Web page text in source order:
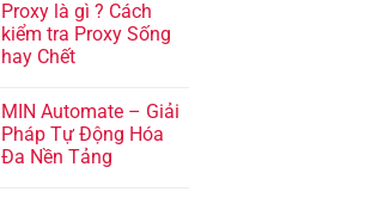
Proxy là gì ? Cách
kiểm tra Proxy Sống
hay Chết
MIN Automate – Giải
Pháp Tự Động Hóa
Đa Nền Tảng